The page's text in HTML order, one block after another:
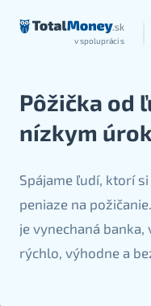
v spolupráci s
Pôžička od
nízkym
Spájame ľudí, ktorí
peniaze na
je vynechaná
rýchlo, výhodne a